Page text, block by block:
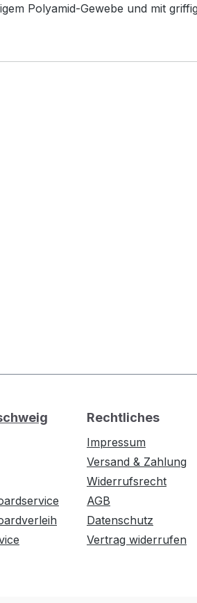
Polyamid-Gewebe und mit
Rechtliches
Impressum
Versand & Zahlung
Widerrufsrecht
AGB
Datenschutz
Vertrag widerrufen